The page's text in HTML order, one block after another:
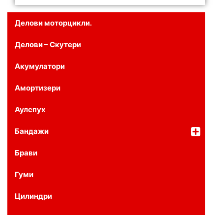
Делови моторцикли.
Делови – Скутери
Акумулатори
Амортизери
Аулспух
Бандажи
Брави
Гуми
Цилиндри